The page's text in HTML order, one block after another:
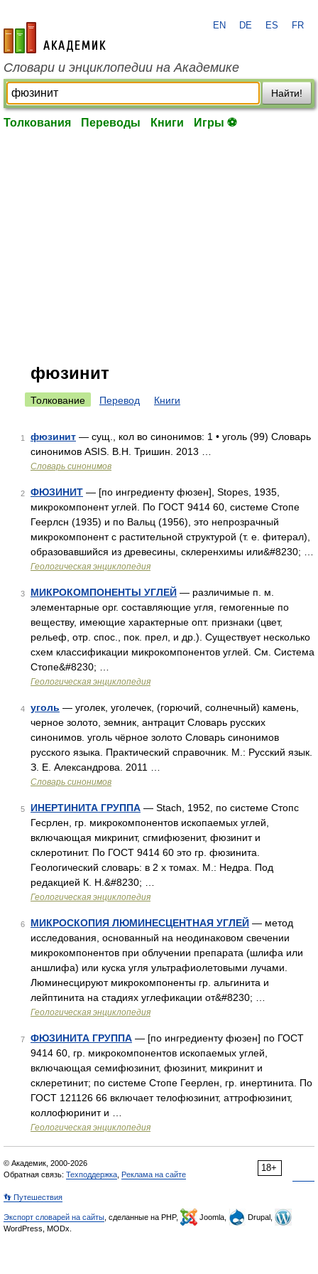
academic.ru
EN DE ES FR
Словари и энциклопедии на Академике
Найти!
Толкования Переводы Книги Игры ⚽
фюзинит
Толкование Перевод Книги
1 фюзинит — сущ., кол во синонимов: 1 • уголь (99) Словарь
синонимов ASIS. В.Н. Тришин. 2013 …
Словарь синонимов
2 ФЮЗИНИТ — [по ингредиенту фюзен], Stopes, 1935,
микрокомпонент углей. По ГОСТ 9414 60, системе Стопе
Геерлсн (1935) и по Вальц (1956), это непрозрачный
микрокомпонент с растительной структурой (т. е. фитерал),
образовавшийся из древесины, склеренхимы или&#8230; …
Геологическая энциклопедия
3 МИКРОКОМПОНЕНТЫ УГЛЕЙ — различимые п. м.
элементарные орг. составляющие угля, гемогенные по
веществу, имеющие характерные опт. признаки (цвет,
рельеф, отр. спос., пок. прел, и др.). Существует несколько
схем классификации микрокомпонентов углей. См. Система
Стопе&#8230; …
Геологическая энциклопедия
4 уголь — уголек, уголечек, (горючий, солнечный) камень,
черное золото, земник, антрацит Словарь русских
синонимов. уголь чёрное золото Словарь синонимов
русского языка. Практический справочник. М.: Русский язык.
З. Е. Александрова. 2011 …
Словарь синонимов
5 ИНЕРТИНИТА ГРУППА — Stach, 1952, по системе Стопс
Гесрлен, гр. микрокомпонентов ископаемых углей,
включающая микринит, сгмифюзенит, фюзинит и
склеротинит. По ГОСТ 9414 60 это гр. фюзинита.
Геологический словарь: в 2 х томах. М.: Недра. Под
редакцией К. Н.&#8230; …
Геологическая энциклопедия
6 МИКРОСКОПИЯ ЛЮМИНЕСЦЕНТНАЯ УГЛЕЙ — метод
исследования, основанный на неодинаковом свечении
микрокомпонентов при облучении препарата (шлифа или
аншлифа) или куска угля ультрафиолетовыми лучами.
Люминесцируют микрокомпоненты гр. альгинита и
лейптинита на стадиях углефикации от&#8230; …
Геологическая энциклопедия
7 ФЮЗИНИТА ГРУППА — [по ингредиенту фюзен] по ГОСТ
9414 60, гр. микрокомпонентов ископаемых углей,
включающая семифюзинит, фюзинит, микринит и
склеретинит; по системе Стопе Геерлен, гр. инертинита. По
ГОСТ 121126 66 включает телофюзинит, аттрофюзинит,
коллофюринит и …
Геологическая энциклопедия
18+
© Академик, 2000-2026
Обратная связь: Техподдержка Реклама на сайте
👣 Путешествия
Экспорт словарей на сайты , сделанные на PHP, Joomla,
Drupal,
WordPress, MODx.